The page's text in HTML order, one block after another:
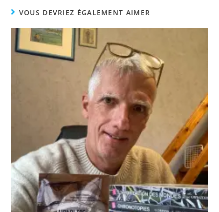
VOUS DEVRIEZ ÉGALEMENT AIMER